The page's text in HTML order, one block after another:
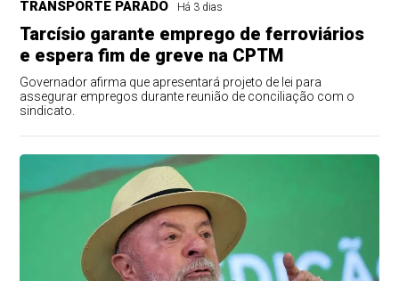
TRANSPORTE PARADO Há 3 dias
Tarcísio garante emprego de ferroviários
e espera fim de greve na CPTM
Governador afirma que apresentará projeto de lei para
assegurar empregos durante reunião de conciliação com o
sindicato.